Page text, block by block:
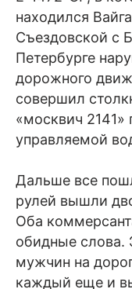
находился
Съездовской с
Петербурге
дорожного
совершил
«москвич
управляемой
Дальше все
рулей вышли
Оба
обидные слова.
мужчин на
каждый еще и